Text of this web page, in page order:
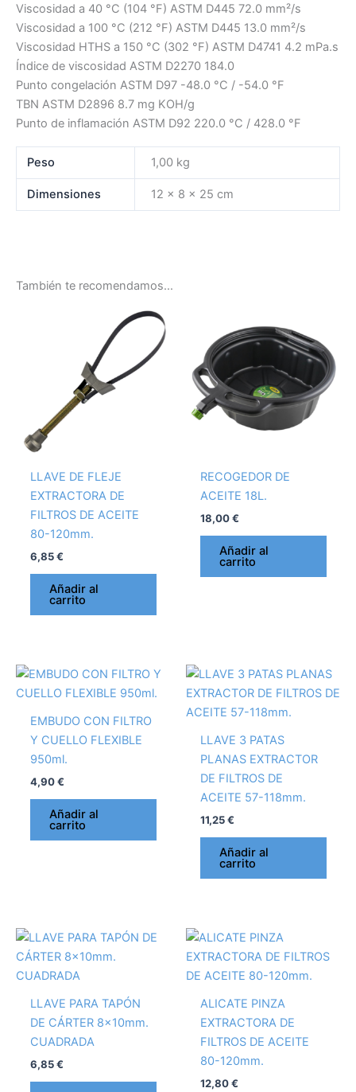
Viscosidad a 40 °C (104 °F) ASTM D445 72.0 mm²/s
Viscosidad a 100 °C (212 °F) ASTM D445 13.0 mm²/s
Viscosidad HTHS a 150 °C (302 °F) ASTM D4741 4.2 mPa.s
Índice de viscosidad ASTM D2270 184.0
Punto congelación ASTM D97 -48.0 °C / -54.0 °F
TBN ASTM D2896 8.7 mg KOH/g
Punto de inflamación ASTM D92 220.0 °C / 428.0 °F
Peso 1,00 kg
Dimensiones 12 × 8 × 25 cm
También te recomendamos…
LLAVE DE FLEJE
EXTRACTORA DE
FILTROS DE ACEITE
80-120mm.
6,85€
Añadir al
carrito
RECOGEDOR DE
ACEITE 18L.
18,00€
Añadir al
carrito
EMBUDO CON FILTRO
Y CUELLO FLEXIBLE
950ml.
4,90€
Añadir al
carrito
LLAVE 3 PATAS
PLANAS EXTRACTOR
DE FILTROS DE
ACEITE 57-118mm.
11,25€
Añadir al
carrito
LLAVE PARA TAPÓN
DE CÁRTER 8x10mm.
CUADRADA
6,85€
ALICATE PINZA
EXTRACTORA DE
FILTROS DE ACEITE
80-120mm.
12,80€